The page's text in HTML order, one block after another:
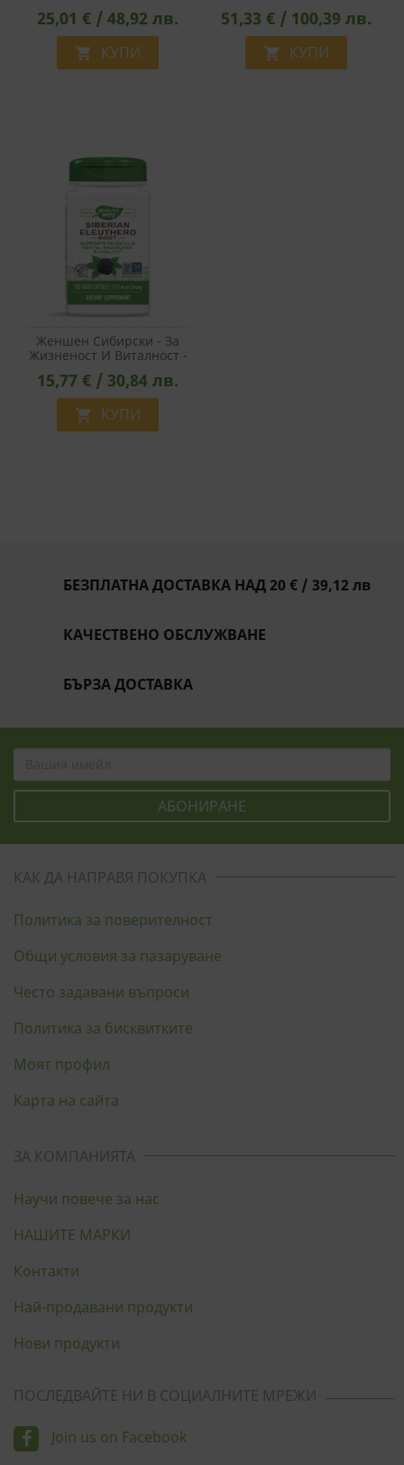
Памет, Концентрация И
Кръвообращение, 60
Веган Капсули
25,01 € / 48,92 лв.
 КУПИ
Жени И Мъже
51,33 € / 100,39 лв.
 КУПИ
Женшен Сибирски - За
Жизненост И Виталност -
Адаптоген Срещу
Умствена И Физическа
Умора, 425 Mg, 100
Капсули
15,77 € / 30,84 лв.
 КУПИ
БЕЗПЛАТНА ДОСТАВКА НАД 20 € / 39,12 лв
КАЧЕСТВЕНО ОБСЛУЖВАНЕ
БЪРЗА ДОСТАВКА
КАК ДА НАПРАВЯ ПОКУПКА
Политика за поверителност
Общи условия за пазаруване
Често задавани въпроси
Политика за бисквитките
Моят профил
Карта на сайта
ЗА КОМПАНИЯТА
Научи повече за нас
НАШИТЕ МАРКИ
Контакти
Най-продавани продукти
Нови продукти
ПОСЛЕДВАЙТЕ НИ В СОЦИАЛНИТЕ МРЕЖИ
Join us on Facebook